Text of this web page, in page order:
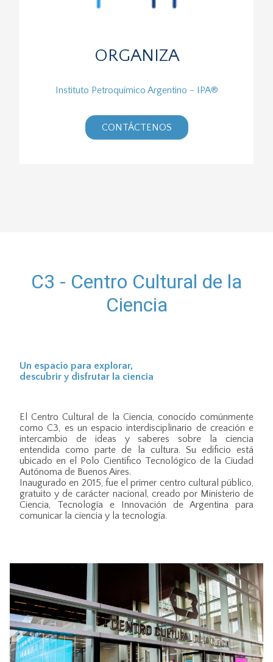
ORGANIZA
Instituto Petroquímico Argentino - IPA®
CONTÁCTENOS
C3 - Centro Cultural de la
Ciencia
Un espacio para explorar,
descubrir y disfrutar la ciencia
El Centro Cultural de la Ciencia, conocido comúnmente
como C3, es un espacio interdisciplinario de creación e
intercambio de ideas y saberes sobre la ciencia
entendida como parte de la cultura. Su edificio está
ubicado en el Polo Científico Tecnológico de la Ciudad
Autónoma de Buenos Aires.
Inaugurado en 2015, fue el primer centro cultural público,
gratuito y de carácter nacional, creado por Ministerio de
Ciencia, Tecnología e Innovación de Argentina para
comunicar la ciencia y la tecnología.